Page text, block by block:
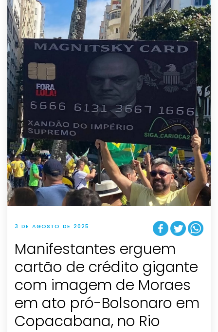
3 DE AGOSTO DE 2025
Manifestantes erguem
cartão de crédito gigante
com imagem de Moraes
em ato pró-Bolsonaro em
Copacabana, no Rio